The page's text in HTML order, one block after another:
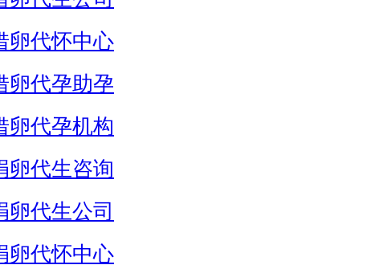
卵代怀中心
卵代孕助孕
卵代孕机构
卵代生咨询
卵代生公司
卵代怀中心